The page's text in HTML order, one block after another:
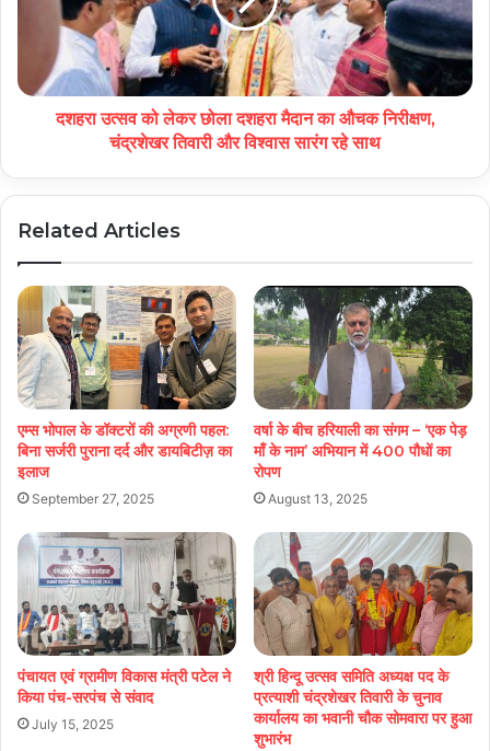
दशहरा उत्सव को लेकर छोला दशहरा मैदान का औचक निरीक्षण,
चंद्रशेखर तिवारी और विश्वास सारंग रहे साथ
Related Articles
एम्स भोपाल के डॉक्टरों की अग्रणी पहल:
बिना सर्जरी पुराना दर्द और डायबिटीज़ का
इलाज
September 27, 2025
वर्षा के बीच हरियाली का संगम – ‘एक पेड़
माँ के नाम’ अभियान में 400 पौधों का
रोपण
August 13, 2025
पंचायत एवं ग्रामीण विकास मंत्री पटेल ने
किया पंच-सरपंच से संवाद
July 15, 2025
श्री हिन्दू उत्सव समिति अध्यक्ष पद के
प्रत्याशी चंद्रशेखर तिवारी के चुनाव
कार्यालय का भवानी चौक सोमवारा पर हुआ
शुभारंभ